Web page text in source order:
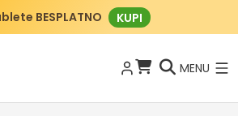
BESPLATNO KUPI
MENU